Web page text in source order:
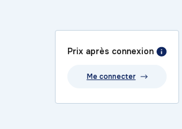
Prix après connexion
Me connecter